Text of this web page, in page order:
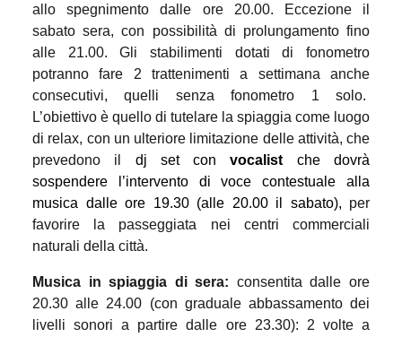
allo spegnimento dalle ore 20.00. Eccezione il
sabato sera, con possibilità di prolungamento fino
alle 21.00. Gli stabilimenti dotati di fonometro
potranno fare 2 trattenimenti a settimana anche
consecutivi, quelli senza fonometro 1 solo.
L’obiettivo è quello di tutelare la spiaggia come luogo
di relax, con un ulteriore limitazione delle attività, che
prevedono il dj set convocalist che dovrà
sospendere l’intervento di voce contestuale alla
musica dalle ore 19.30 (alle 20.00 il sabato), per
favorire la passeggiata nei centri commerciali
naturali della città.
Musica in spiaggia di sera: consentita dalle ore
20.30 alle 24.00 (con graduale abbassamento dei
livelli sonori a partire dalle ore 23.30): 2 volte a